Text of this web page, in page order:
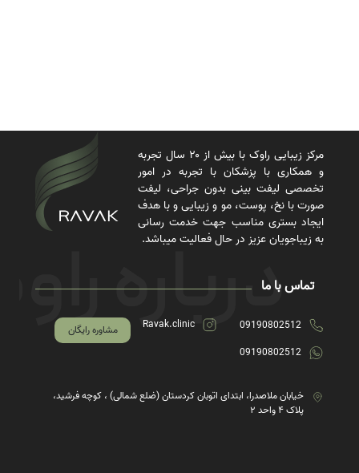
مرکز زیبایی راوک با بیش از ۲۰ سال تجربه
و همکاری با پزشکان با تجربه در امور
تخصصی لیفت بینی بدون جراحی، لیفت
صورت با نخ، پوست، مو و زیبایی و با هدف
ایجاد بستری مناسب جهت خدمت رسانی
به زیباجویان عزیز در حال فعالیت میباشد.
تماس با ما
09190802512
09190802512
Ravak.clinic مشاوره رایگان
خیابان ملاصدرا، ابتدای اتوبان کردستان (ضلع شمالی) ، کوچه فرشید،
پلاک ۴ واحد ۲